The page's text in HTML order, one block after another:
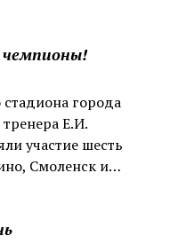
чемпионы!
города
Е.И.
участие шесть
Смоленск и…